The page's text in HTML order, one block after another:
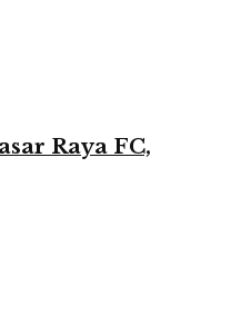
Raya FC,